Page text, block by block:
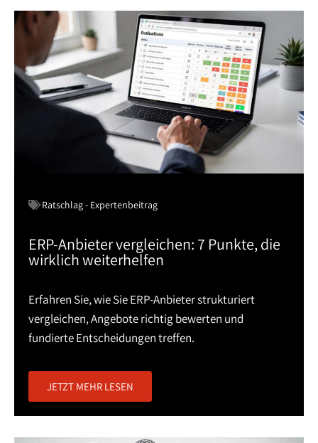
Ratschlag - Expertenbeitrag
ERP-Anbieter vergleichen: 7 Punkte, die
wirklich weiterhelfen
Erfahren Sie, wie Sie ERP-Anbieter strukturiert
vergleichen, Angebote richtig bewerten und
fundierte Entscheidungen treffen.
JETZT MEHR LESEN